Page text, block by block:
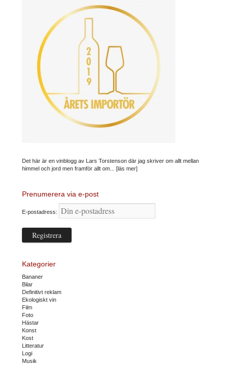
Det här är en vinblogg av Lars Torstenson där jag skriver om allt mellan
himmel och jord men framför allt om... [läs mer]
Prenumerera via e-post
E-postadress:
Kategorier
Bananer
Bilar
Definitivt reklam
Ekologiskt vin
Film
Foto
Hästar
Konst
Kost
Litteratur
Logi
Musik